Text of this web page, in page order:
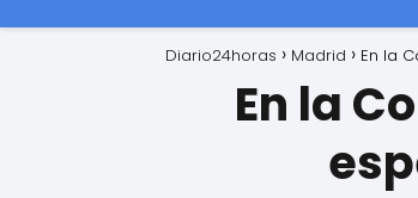
Diario24horas Madrid En la
En la